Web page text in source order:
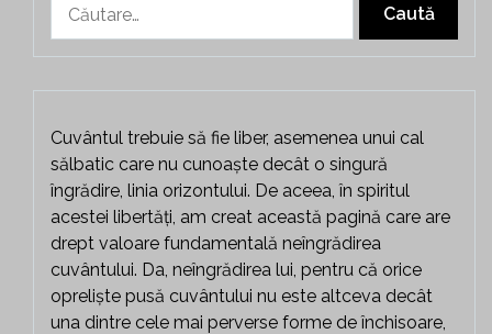
după:
Cuvântul trebuie să fie liber, asemenea unui cal
sălbatic care nu cunoaște decât o singură
îngrădire, linia orizontului. De aceea, în spiritul
acestei libertăți, am creat această pagină care are
drept valoare fundamentală neîngrădirea
cuvântului. Da, neîngrădirea lui, pentru că orice
opreliște pusă cuvântului nu este altceva decât
una dintre cele mai perverse forme de închisoare,